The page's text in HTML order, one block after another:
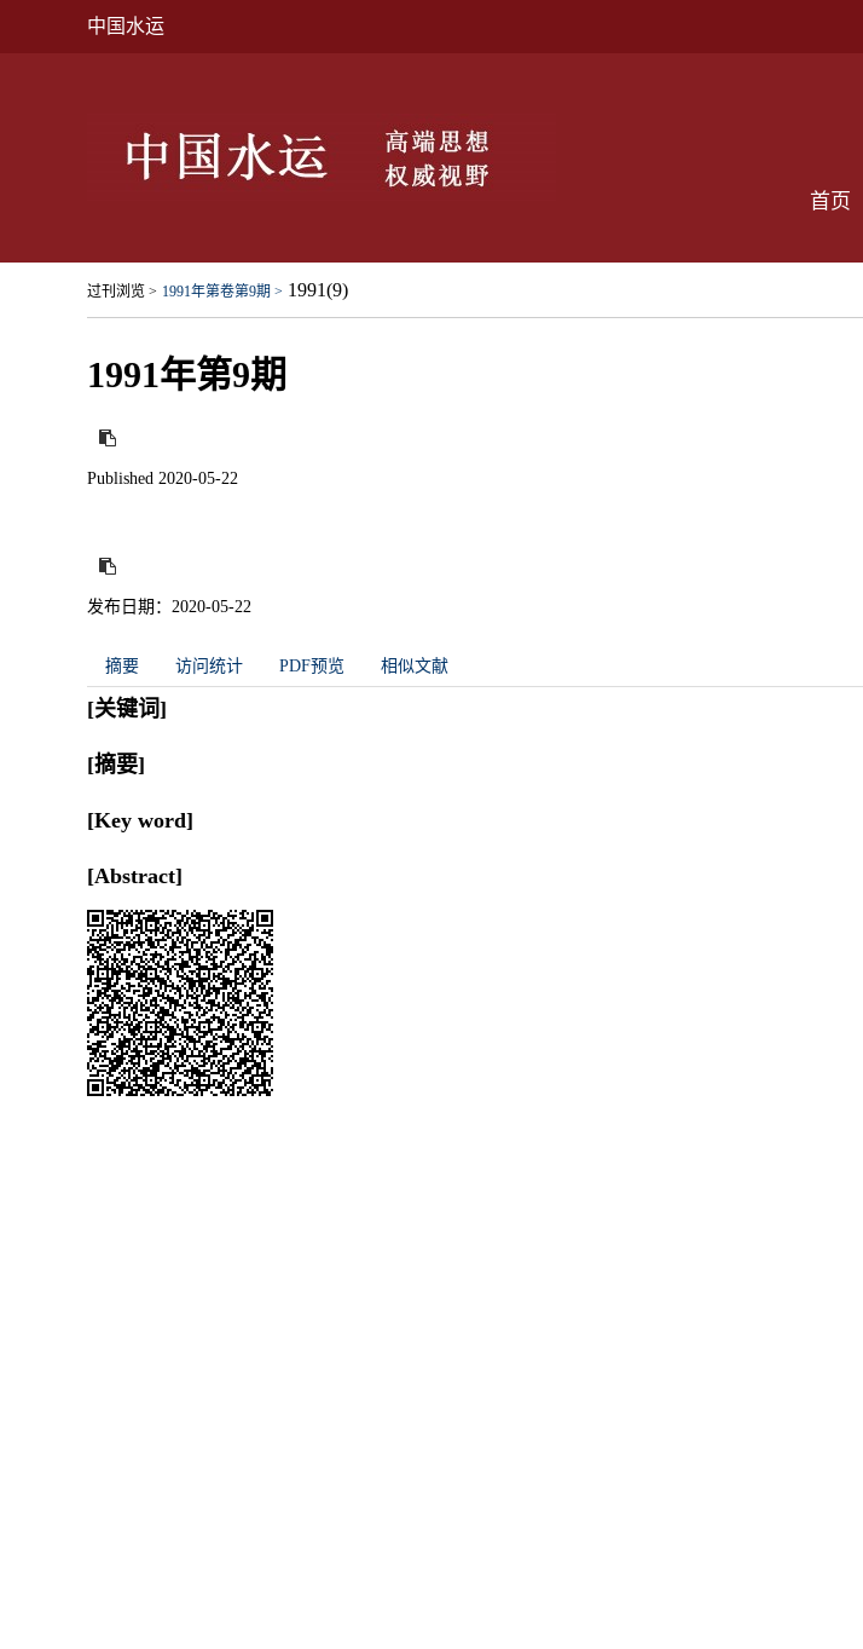
中国水运
首页
过刊浏览 > 1991年第卷第9期 > 1991(9)
1991年第9期
Published 2020-05-22
发布日期：2020-05-22
摘要 访问统计 PDF预览 相似文献
[关键词]
[摘要]
[Key word]
[Abstract]